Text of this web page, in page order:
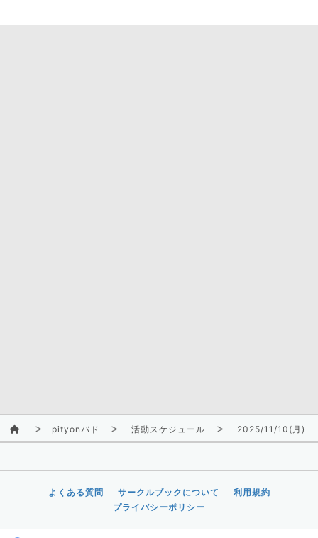
pityonバド 活動スケジュール 2025/11/10(月)
よくある質問 サークルブックについて
利用規約
プライバシーポリシー